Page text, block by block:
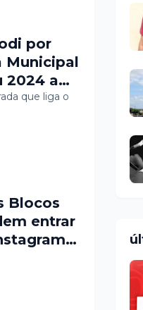
por
Municipal
2024 a
de
que liga o
Blocos
entrar